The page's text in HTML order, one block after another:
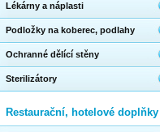
Lékárny a náplasti
Podložky na koberec, podlahy
Ochranné dělící stěny
Sterilizátory
Restaurační, hotelové doplňky